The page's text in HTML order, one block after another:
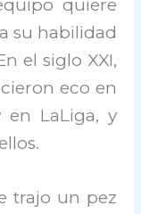
quiere
su habilidad
el siglo XXI,
eco en
LaLiga, y
trajo un pez